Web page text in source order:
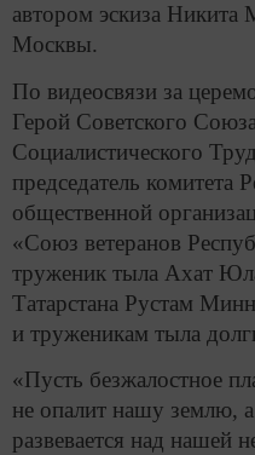
автором эскиза Никита
Москвы.
По видеосвязи за
Герой Советского
Социалистического
председатель комитета
общественной
«Союз ветеранов
труженик тыла Ахат
Татарстана Рустам
и труженикам тыла
«Пусть безжалостное
не опалит нашу землю,
развевается над нашей